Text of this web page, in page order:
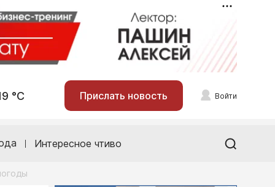
°С Прислать новость Войти
Интересное чтиво